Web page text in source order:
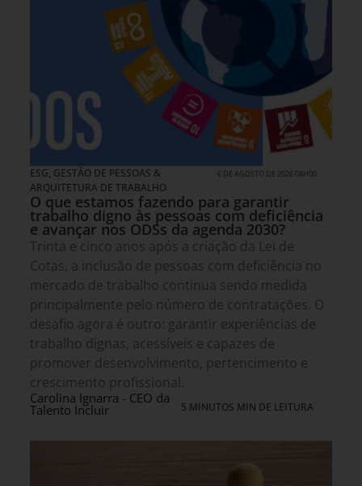
ESG, GESTÃO DE PESSOAS &
ARQUITETURA DE TRABALHO
6 DE AGOSTO DE 2026 08H00
O que estamos fazendo para garantir
trabalho digno às pessoas com deficiência
e avançar nos ODSs da agenda 2030?
Trinta e cinco anos após a criação da Lei de
Cotas, a inclusão de pessoas com deficiência no
mercado de trabalho continua sendo medida
principalmente pelo número de contratações. O
desafio agora é outro: garantir experiências de
trabalho dignas, acessíveis e capazes de
promover desenvolvimento, pertencimento e
crescimento profissional.
Carolina Ignarra - CEO da
Talento Incluir 5 MINUTOS MIN DE LEITURA